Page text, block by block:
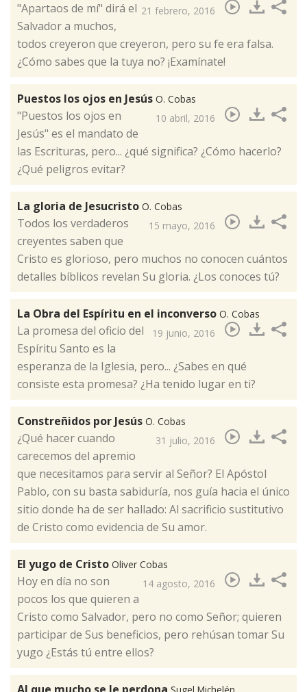
21 febrero, 2016
"​Apartaos de mí" dirá el
Salvador a muchos,
todos creyeron que creyeron, pero su fe era falsa.
¿Cómo sabes que la tuya no? ¡Examínate!
Puestos los ojos en Jesús O. Cobas
10 abril, 2016
"Puestos los ojos en
Jesús" es el mandato de
las Escrituras, pero... ¿qué significa? ¿Cómo hacerlo?
¿Qué peligros evitar?​
La gloria de Jesucristo O. Cobas
15 mayo, 2016
Todos los verdaderos
creyentes saben que
Cristo es glorioso,​ pero muchos no conocen cuántos
detalles bíblicos revelan Su gloria. ¿Los conoces tú?
La Obra del Espíritu en el inconverso O. Cobas
19 junio, 2016
La promesa del oficio del
Espíritu Santo es la
esperanza de la Iglesia, pero... ¿Sabes en qué
consiste esta promesa? ¿Ha tenido lugar en ti? ​
Constreñidos por Jesús O. Cobas
31 julio, 2016
¿Qué hacer cuando
carecemos del apremio
que necesitamos para servir al Señor? El Apóstol
Pablo, con su basta sabiduría, nos guía hacia el único
sitio donde ha de ser hallado: Al sacrificio sustitutivo
de Cristo como evidencia de Su amor​.
El yugo de Cristo Oliver Cobas
14 agosto, 2016
​Hoy en día no son
pocos los que quieren a
Cristo como Salvador, pero no como Señor; quieren
participar de Sus beneficios, pero rehúsan tomar Su
yugo ¿Estás tú entre ellos?